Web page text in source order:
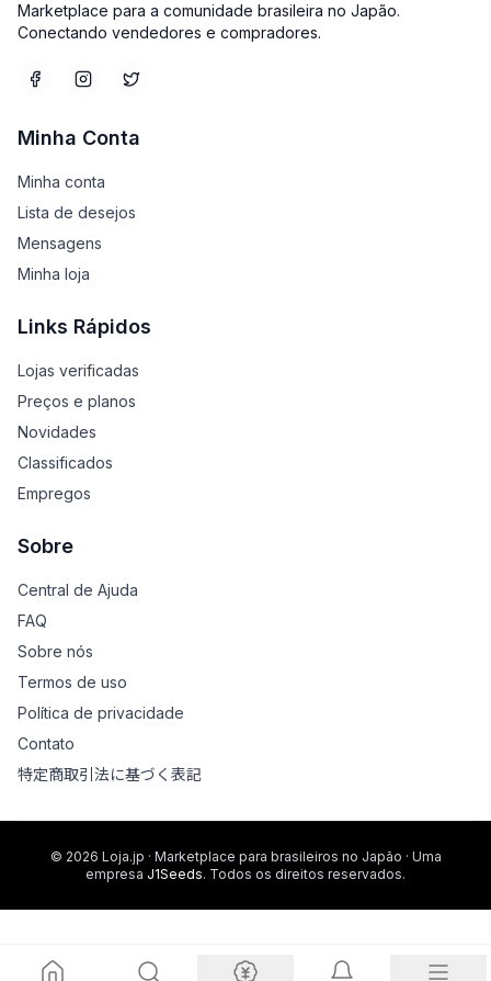
Marketplace para a comunidade brasileira no Japão.
Conectando vendedores e compradores.
Minha Conta
Minha conta
Lista de desejos
Mensagens
Minha loja
Links Rápidos
Lojas verificadas
Preços e planos
Novidades
Classificados
Empregos
Sobre
Central de Ajuda
FAQ
Sobre nós
Termos de uso
Política de privacidade
Contato
特定商取引法に基づく表記
© 2026 Loja.jp · Marketplace para brasileiros no Japão · Uma
empresa J1Seeds. Todos os direitos reservados.